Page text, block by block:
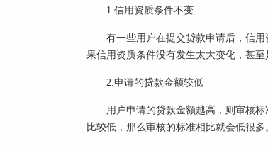
1.信用资质条件不变
有一些用户在提交贷款申请后，信
果信用资质条件没有发生太大变化，甚
2.申请的贷款金额较低
用户申请的贷款金额越高，则审核
比较低，那么审核的标准相比就会低很多